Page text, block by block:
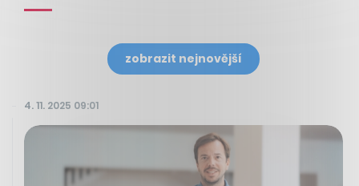
zobrazit nejnovější
4. 11. 2025 09:01